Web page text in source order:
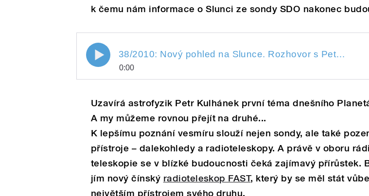
pause
k čemu nám informace o Slunci ze sondy SDO nakonec
38/2010: Nový pohled na Slunce. Rozhovor s Petrem Kulhánkem - 4
0:00
Uzavírá astrofyzik Petr Kulhánek první téma dnešního
A my můžeme rovnou přejít na druhé...
K lepšímu poznání vesmíru slouží nejen sondy, ale také
přístroje – dalekohledy a radioteleskopy. A právě v oboru
teleskopie se v blízké budoucnosti čeká zajímavý přírůstek.
jím nový čínský radioteleskop FAST, který by se měl stát
největším přístrojem svého druhu.